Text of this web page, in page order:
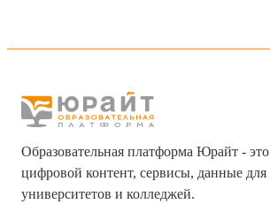
Образовательная платформа Юрайт - это
цифровой контент, сервисы, данные для
университетов и колледжей.